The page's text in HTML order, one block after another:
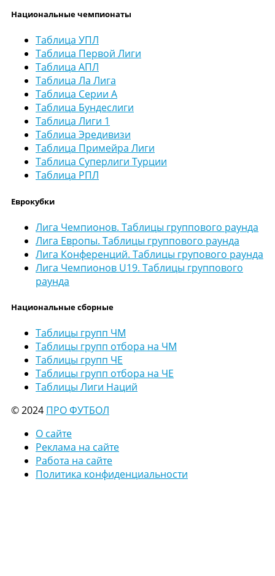
Национальные чемпионаты
Таблица УПЛ
Таблица Первой Лиги
Таблица АПЛ
Таблица Ла Лига
Таблица Серии А
Таблица Бундеслиги
Таблица Лиги 1
Таблица Эредивизи
Таблица Примейра Лиги
Таблица Суперлиги Турции
Таблица РПЛ
Еврокубки
Лига Чемпионов. Таблицы группового раунда
Лига Европы. Таблицы группового раунда
Лига Конференций. Таблицы групового раунда
Лига Чемпионов U19. Таблицы группового
раунда
Национальные сборные
Таблицы групп ЧМ
Таблицы групп отбора на ЧМ
Таблицы групп ЧЕ
Таблицы групп отбора на ЧЕ
Таблицы Лиги Наций
© 2024 ПРО ФУТБОЛ
О сайте
Реклама на сайте
Работа на сайте
Политика конфиденциальности